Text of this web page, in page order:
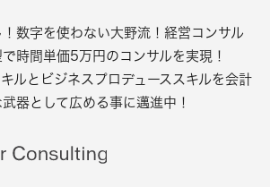
数字を使わない大野流！経営コンサル
時間単価5万円のコンサルを実現！
ルとビジネスプロデューススキルを会計
器として広める事に邁進中！